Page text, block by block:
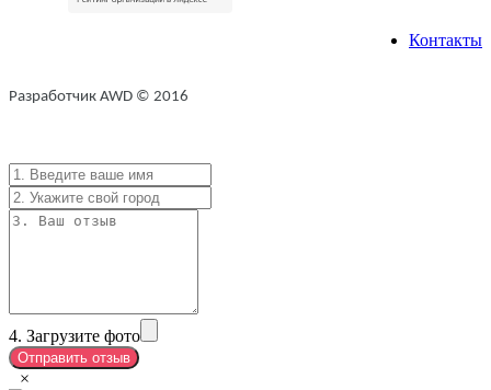
Контакты
Разработчик AWD © 2016
4. Загрузите фото
×